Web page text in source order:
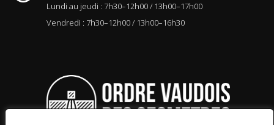
Lundi au jeudi : 7h30–12h00 / 13h00–17h00
Vendredi : 7h30–12h00 / 13h00–16h30